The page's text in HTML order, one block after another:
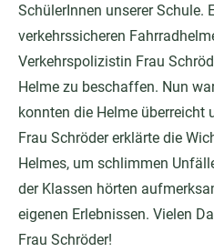
SchülerInnen unserer Schule.
verkehrssicheren
Verkehrspolizistin Frau
Helme zu beschaffen. Nun
konnten die Helme überreicht
Frau Schröder erklärte die
Helmes, um schlimmen
der Klassen hörten
eigenen Erlebnissen. Vielen
Frau Schröder!